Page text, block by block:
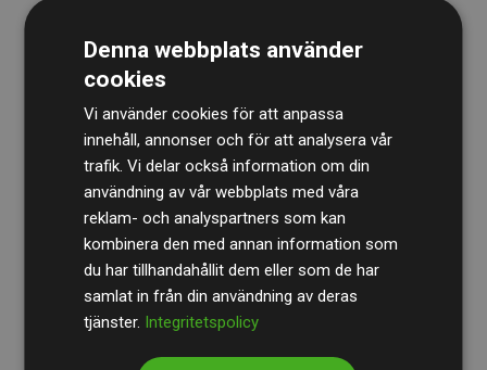
RevisionsbyrånBDOgranskar kontinuerligt våra
beräkningar och vår metod för att säkerställa
transparens och tillförlitlighet.
Deras granskning visar att våra investeringar i
klimatprojekt i genomsnitt kompenserar för
de beräknade CO₂-utsläppenfrån
Denna webbplats använder
cookies
Vi använder cookies för att anpassa
innehåll, annonser och för att analysera vår
trafik. Vi delar också information om din
användning av vår webbplats med våra
reklam- och analyspartners som kan
kombinera den med annan information som
du har tillhandahållit dem eller som de har
samlat in från din användning av deras
tjänster. Integritetspolicy